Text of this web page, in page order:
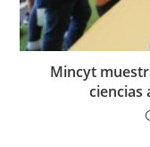
Mincyt
ciencias